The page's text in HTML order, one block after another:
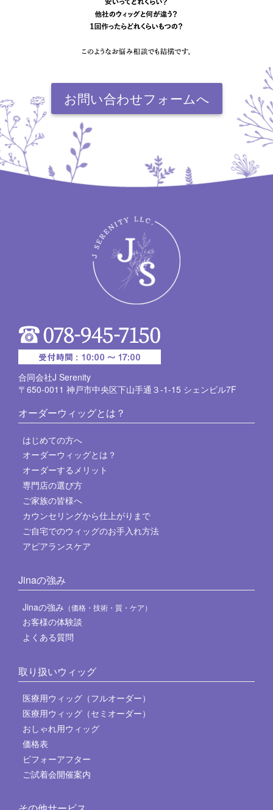
お問い合わせフォームへ
合同会社J Serenity
〒650-0011 神戸市中央区下山手通３-1-15 シェンビル7F
オーダーウィッグとは？
はじめての方へ
オーダーウィッグとは？
オーダーするメリット
専門店の選び方
ご家族の皆様へ
カウンセリングから仕上がりまで
ご自宅でのウィッグのお手入れ方法
アピアランスケア
Jinaの強み
Jinaの強み （価格・技術・質・ケア）
お客様の体験談
よくある質問
取り扱いウィッグ
医療用ウィッグ（フルオーダー）
医療用ウィッグ（セミオーダー）
おしゃれ用ウィッグ
価格表
ビフォーアフター
ご試着会開催案内